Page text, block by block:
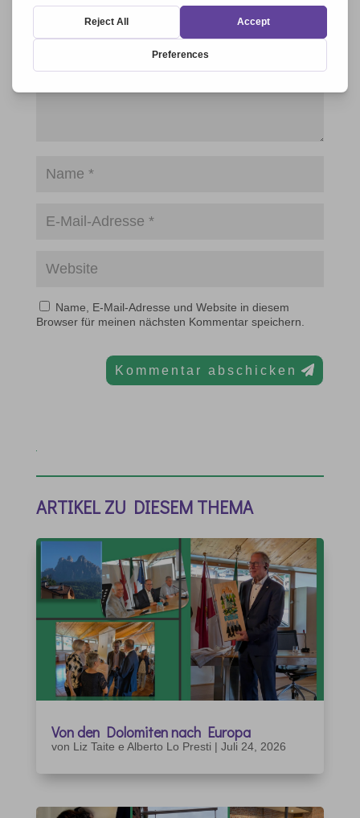
Name, E-Mail-Adresse und Website in diesem
Browser für meinen nächsten Kommentar speichern.
Kommentar abschicken
ARTIKEL ZU DIESEM THEMA
Von den Dolomiten nach Europa
von Liz Taite e Alberto Lo Presti | Juli 24, 2026